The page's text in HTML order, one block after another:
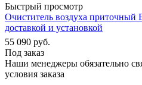
Быстрый просмотр
Очиститель воздуха приточный
доставкой и установкой
55 090 руб.
Под заказ
Наши менеджеры обязательно
условия заказа